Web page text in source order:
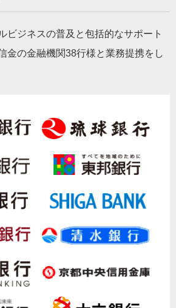
ビジネスの普及と包括的なサポート
金の金融機関38行様と業務提携をし